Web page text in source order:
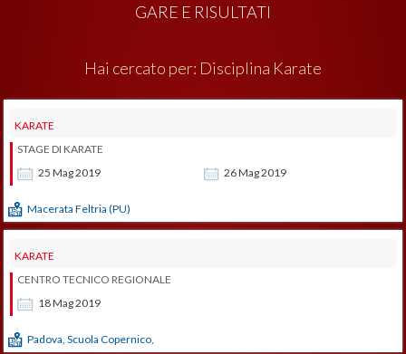
GARE E RISULTATI
Hai cercato per: Disciplina Karate
KARATE
25 Mag2019 26Mag2019
STAGE DI KARATE
Macerata Feltria (PU)
KARATE
18Mag2019
CENTRO TECNICO REGIONALE
Padova, Scuola Copernico,